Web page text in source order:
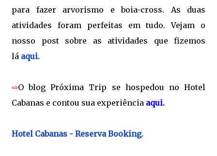
para fazer arvorismo e boia-cross. As duas
atividades foram perfeitas em tudo. Vejam o
nosso post sobre as atividades que fizemos
lá aqui.
⇨O blog Próxima Trip se hospedou no Hotel
Cabanas e contou sua experiência aqui.
Hotel Cabanas - Reserva Booking.